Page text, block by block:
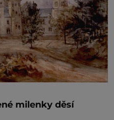
milenky děsí